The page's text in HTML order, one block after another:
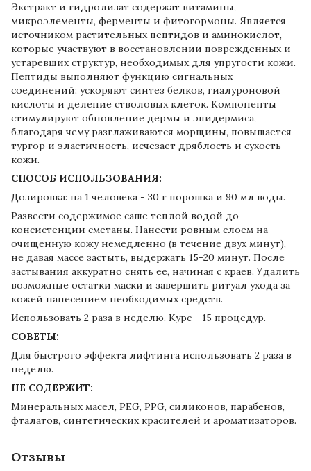
Экстракт и гидролизат содержат витамины,
микроэлементы, ферменты и фитогормоны. Является
источником растительных пептидов и аминокислот,
которые участвуют в восстановлении поврежденных и
устаревших структур, необходимых для упругости кожи.
Пептиды выполняют функцию сигнальных
соединений: ускоряют синтез белков, гиалуроновой
кислоты и деление стволовых клеток. Компоненты
стимулируют обновление дермы и эпидермиса,
благодаря чему разглаживаются морщины, повышается
тургор и эластичность, исчезает дряблость и сухость
кожи.
СПОСОБ ИСПОЛЬЗОВАНИЯ:
Дозировка: на 1 человека - 30 г порошка и 90 мл воды.
Развести содержимое саше теплой водой до
консистенции сметаны. Нанести ровным слоем на
очищенную кожу немедленно (в течение двух минут),
не давая массе застыть, выдержать 15-20 минут. После
застывания аккуратно снять ее, начиная с краев. Удалить
возможные остатки маски и завершить ритуал ухода за
кожей нанесением необходимых средств.
Использовать 2 раза в неделю. Курс - 15 процедур.
СОВЕТЫ:
Для быстрого эффекта лифтинга использовать 2 раза в
неделю.
НЕ СОДЕРЖИТ:
Минеральных масел, PEG, PPG, силиконов, парабенов,
фталатов, синтетических красителей и ароматизаторов.
Отзывы